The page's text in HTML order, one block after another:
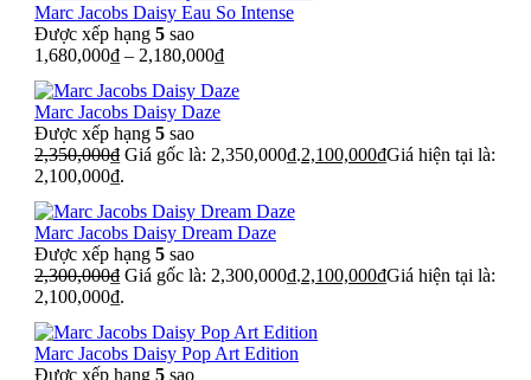
Marc Jacobs Daisy Eau So Intense
Được xếp hạng 5 sao
1,680,000₫ – 2,180,000₫
Marc Jacobs Daisy Daze
Được xếp hạng 5 sao
2,350,000₫ Giá gốc là: 2,350,000₫.2,100,000₫Giá hiện tại là:
2,100,000₫.
Marc Jacobs Daisy Dream Daze
Được xếp hạng 5 sao
2,300,000₫ Giá gốc là: 2,300,000₫.2,100,000₫Giá hiện tại là:
2,100,000₫.
Marc Jacobs Daisy Pop Art Edition
Được xếp hạng 5 sao